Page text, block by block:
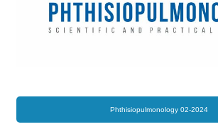
Phthisiopulmonology 02-2024